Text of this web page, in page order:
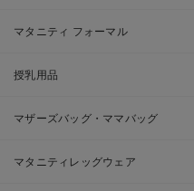
マタニティ フォーマル
授乳用品
マザーズバッグ・ママバッグ
マタニティレッグウェア